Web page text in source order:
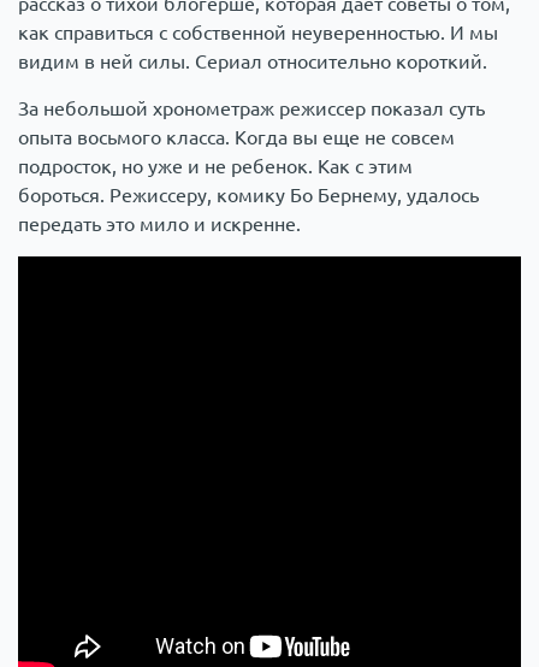
как справиться с собственной неуверенностью. И мы
видим в ней силы. Сериал относительно короткий.
За небольшой хронометраж режиссер показал суть
опыта восьмого класса. Когда вы еще не совсем
подросток, но уже и не ребенок. Как с этим
бороться. Режиссеру, комику Бо Бернему, удалось
передать это мило и искренне.